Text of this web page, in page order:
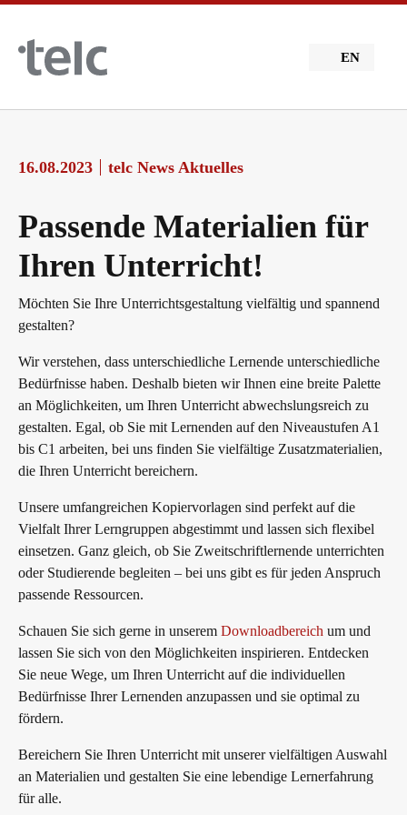
Skip to main content
EN
16.08.2023 telc News Aktuelles
Passende Materialien für
Ihren Unterricht!
Möchten Sie Ihre Unterrichtsgestaltung vielfältig und spannend
gestalten?
Wir verstehen, dass unterschiedliche Lernende unterschiedliche
Bedürfnisse haben. Deshalb bieten wir Ihnen eine breite Palette
an Möglichkeiten, um Ihren Unterricht abwechslungsreich zu
gestalten. Egal, ob Sie mit Lernenden auf den Niveaustufen A1
bis C1 arbeiten, bei uns finden Sie vielfältige Zusatzmaterialien,
die Ihren Unterricht bereichern.
Unsere umfangreichen Kopiervorlagen sind perfekt auf die
Vielfalt Ihrer Lerngruppen abgestimmt und lassen sich flexibel
einsetzen. Ganz gleich, ob Sie Zweitschriftlernende unterrichten
oder Studierende begleiten – bei uns gibt es für jeden Anspruch
passende Ressourcen.
Schauen Sie sich gerne in unserem Downloadbereich um und
lassen Sie sich von den Möglichkeiten inspirieren. Entdecken
Sie neue Wege, um Ihren Unterricht auf die individuellen
Bedürfnisse Ihrer Lernenden anzupassen und sie optimal zu
fördern.
Bereichern Sie Ihren Unterricht mit unserer vielfältigen Auswahl
an Materialien und gestalten Sie eine lebendige Lernerfahrung
für alle.